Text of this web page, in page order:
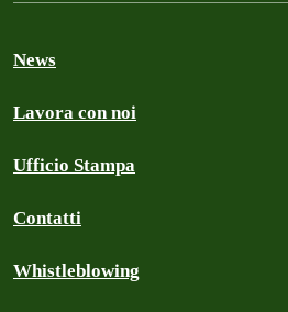
News
Lavora con noi
Ufficio Stampa
Contatti
Whistleblowing